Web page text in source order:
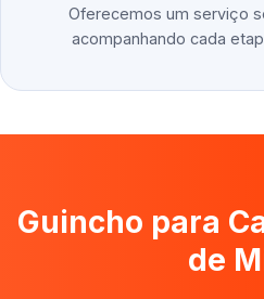
Oferecemos um serviço
acompanhando cada
Guincho para
de